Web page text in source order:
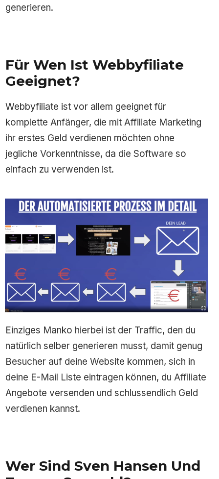
generieren.
Für Wen Ist Webbyfiliate
Geeignet?
Webbyfiliate ist vor allem geeignet für
komplette Anfänger, die mit Affiliate Marketing
ihr erstes Geld verdienen möchten ohne
jegliche Vorkenntnisse, da die Software so
einfach zu verwenden ist.
Einziges Manko hierbei ist der Traffic, den du
natürlich selber generieren musst, damit genug
Besucher auf deine Website kommen, sich in
deine E-Mail Liste eintragen können, du Affiliate
Angebote versenden und schlussendlich Geld
verdienen kannst.
Wer Sind Sven Hansen Und